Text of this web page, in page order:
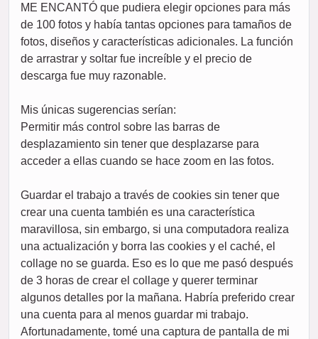
ME ENCANTÓ que pudiera elegir opciones para más
de 100 fotos y había tantas opciones para tamaños de
fotos, diseños y características adicionales. La función
de arrastrar y soltar fue increíble y el precio de
descarga fue muy razonable.
Mis únicas sugerencias serían:
Permitir más control sobre las barras de
desplazamiento sin tener que desplazarse para
acceder a ellas cuando se hace zoom en las fotos.
Guardar el trabajo a través de cookies sin tener que
crear una cuenta también es una característica
maravillosa, sin embargo, si una computadora realiza
una actualización y borra las cookies y el caché, el
collage no se guarda. Eso es lo que me pasó después
de 3 horas de crear el collage y querer terminar
algunos detalles por la mañana. Habría preferido crear
una cuenta para al menos guardar mi trabajo.
Afortunadamente, tomé una captura de pantalla de mi